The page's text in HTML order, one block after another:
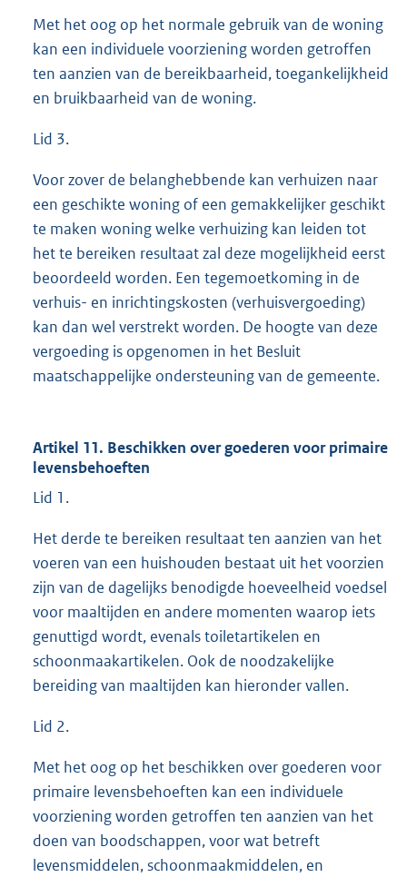
Met het oog op het normale gebruik van de woning
kan een individuele voorziening worden getroffen
ten aanzien van de bereikbaarheid, toegankelijkheid
en bruikbaarheid van de woning.
Lid 3.
Voor zover de belanghebbende kan verhuizen naar
een geschikte woning of een gemakkelijker geschikt
te maken woning welke verhuizing kan leiden tot
het te bereiken resultaat zal deze mogelijkheid eerst
beoordeeld worden. Een tegemoetkoming in de
verhuis- en inrichtingskosten (verhuisvergoeding)
kan dan wel verstrekt worden. De hoogte van deze
vergoeding is opgenomen in het Besluit
maatschappelijke ondersteuning van de gemeente.
Artikel 11. Beschikken over goederen voor primaire
levensbehoeften
Lid 1.
Het derde te bereiken resultaat ten aanzien van het
voeren van een huishouden bestaat uit het voorzien
zijn van de dagelijks benodigde hoeveelheid voedsel
voor maaltijden en andere momenten waarop iets
genuttigd wordt, evenals toiletartikelen en
schoonmaakartikelen. Ook de noodzakelijke
bereiding van maaltijden kan hieronder vallen.
Lid 2.
Met het oog op het beschikken over goederen voor
primaire levensbehoeften kan een individuele
voorziening worden getroffen ten aanzien van het
doen van boodschappen, voor wat betreft
levensmiddelen, schoonmaakmiddelen, en